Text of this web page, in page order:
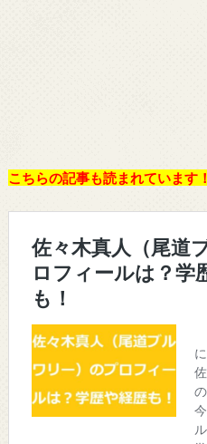
こちらの記事も読まれています！